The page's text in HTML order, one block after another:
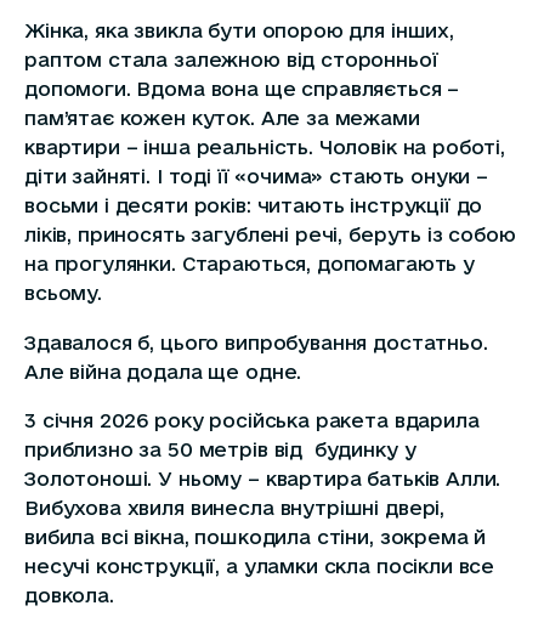
Жінка, яка звикла бути опорою для інших,
раптом стала залежною від сторонньої
допомоги. Вдома вона ще справляється –
пам’ятає кожен куток. Але за межами
квартири – інша реальність. Чоловік на роботі,
діти зайняті. І тоді її «очима» стають онуки –
восьми і десяти років: читають інструкції до
ліків, приносять загублені речі, беруть із собою
на прогулянки. Стараються, допомагають у
всьому.
Здавалося б, цього випробування достатньо.
Але війна додала ще одне.
3 січня 2026 року російська ракета вдарила
приблизно за 50 метрів від будинку у
Золотоноші. У ньому – квартира батьків Алли.
Вибухова хвиля винесла внутрішні двері,
вибила всі вікна, пошкодила стіни, зокрема й
несучі конструкції, а уламки скла посікли все
довкола.